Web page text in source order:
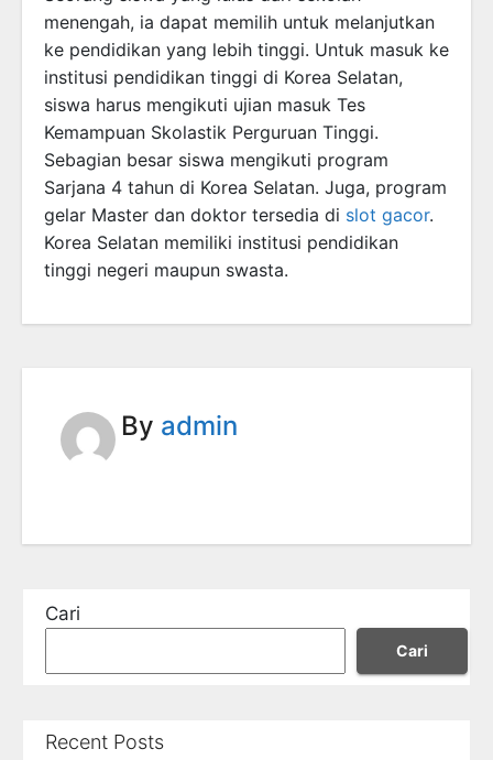
menengah, ia dapat memilih untuk melanjutkan
ke pendidikan yang lebih tinggi. Untuk masuk ke
institusi pendidikan tinggi di Korea Selatan,
siswa harus mengikuti ujian masuk Tes
Kemampuan Skolastik Perguruan Tinggi.
Sebagian besar siswa mengikuti program
Sarjana 4 tahun di Korea Selatan. Juga, program
gelar Master dan doktor tersedia di slot gacor.
Korea Selatan memiliki institusi pendidikan
tinggi negeri maupun swasta.
By admin
Cari
Cari
Recent Posts